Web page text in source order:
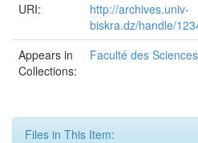
URI:
http://archives.univ-
biskra.dz/handle/
Appears in
Collections:
Faculté des
Files in This Item: